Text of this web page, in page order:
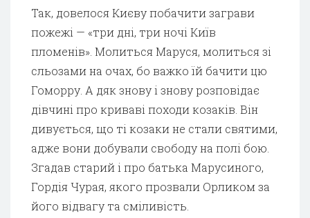
Так, довелося Києву побачити заграви
пожежі — «три дні, три ночі Київ
пломенів». Молиться Маруся, молиться зі
сльозами на очах, бо важко їй бачити цю
Гоморру. А дяк знову і знову розповідає
дівчині про криваві походи козаків. Він
дивується, що ті козаки не стали святими,
адже вони добували свободу на полі бою.
Згадав старий і про батька Марусиного,
Гордія Чурая, якого прозвали Орликом за
його відвагу та сміливість.